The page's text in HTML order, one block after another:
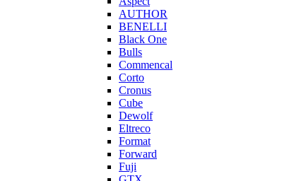
AUTHOR
BENELLI
Black One
Bulls
Commencal
Corto
Cronus
Cube
Dewolf
Eltreco
Format
Forward
Fuji